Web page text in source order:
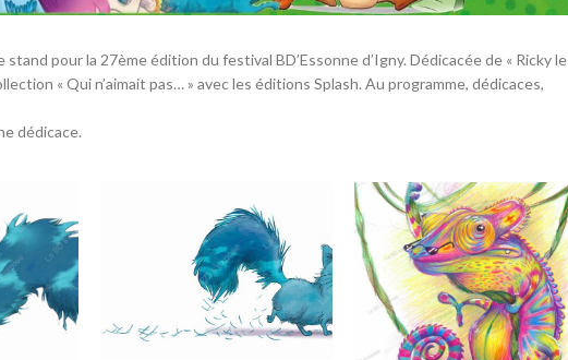
pour la 27ème édition du festival BD’Essonne d’Igny. Dédicacée de « Ricky le
« Qui n’aimait pas… » avec les éditions Splash. Au programme, dédicaces,
dédicace.